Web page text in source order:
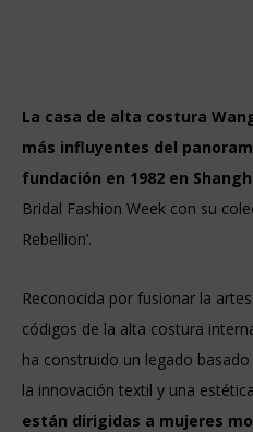
La casa de alta costura
más influyentes del
fundación en 1982 en
Bridal Fashion Week con su
Rebellion’.
Reconocida por fusionar la
códigos de la alta costura
ha construido un legado
la innovación textil y una
están dirigidas a mujeres